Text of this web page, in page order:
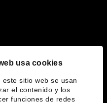
usa cookies
este sitio web se usan
el contenido y los
funciones de redes